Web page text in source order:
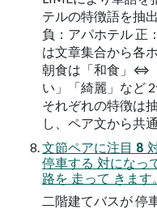
テルの特徴語を抽
負：アパホテル 正
は文章集合から各
朝食は「和食」⇔
い」「綺麗」など
それぞれの特徴は
し、ペア文から共
文節ペアに注目 8
停車する 対になっ
路を 走って きます。
二階建てバスが 停